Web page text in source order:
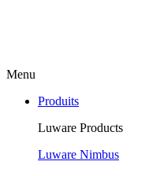
Menu
Produits
Luware Products
Luware Nimbus